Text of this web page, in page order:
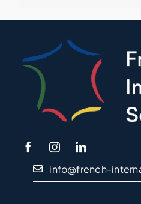
info@french-